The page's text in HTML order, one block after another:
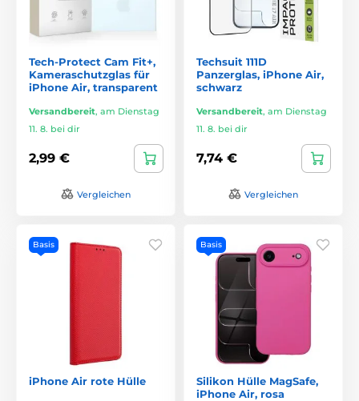
Tech-Protect Cam Fit+,
Kameraschutzglas für
iPhone Air, transparent
Versandbereit, am Dienstag
11. 8. bei dir
2,99 €
Vergleichen
Techsuit 111D
Panzerglas, iPhone Air,
schwarz
Versandbereit, am Dienstag
11. 8. bei dir
7,74 €
Vergleichen
Basis
iPhone Air rote Hülle
Basis
Silikon Hülle MagSafe,
iPhone Air, rosa